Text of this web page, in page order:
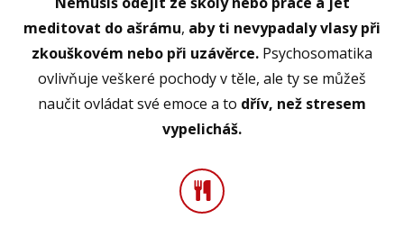
meditovat do ašrámu, aby ti nevypadaly vlasy při
zkouškovém nebo při uzávěrce. Psychosomatika
ovlivňuje veškeré pochody v těle, ale ty se můžeš
naučit ovládat své emoce a to dřív, než stresem
vypelicháš.